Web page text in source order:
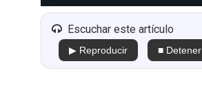
Escuchar este artículo
▶ Reproducir ■ Detener